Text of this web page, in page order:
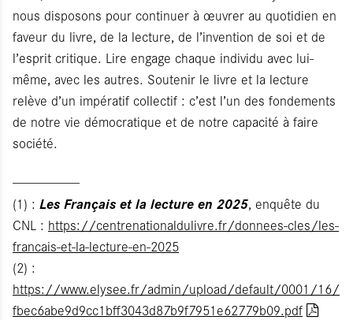
nous disposons pour continuer à œuvrer au quotidien en
faveur du livre, de la lecture, de l’invention de soi et de
l’esprit critique. Lire engage chaque individu avec lui-
même, avec les autres. Soutenir le livre et la lecture
relève d’un impératif collectif : c’est l’un des fondements
de notre vie démocratique et de notre capacité à faire
société.
-----------------
(1) : Les Français et la lecture en 2025, enquête du
CNL : https://centrenationaldulivre.fr/donnees-cles/les-
francais-et-la-lecture-en-2025
(2) :
https://www.elysee.fr/admin/upload/default/0001/16/
fbec6abe9d9cc1bff3043d87b9f7951e62779b09.pdf